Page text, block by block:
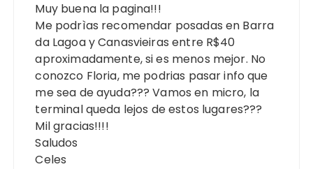
Muy buena la pagina!!!
Me podrìas recomendar posadas en Barra
da Lagoa y Canasvieiras entre R$40
aproximadamente, si es menos mejor. No
conozco Floria, me podrias pasar info que
me sea de ayuda??? Vamos en micro, la
terminal queda lejos de estos lugares???
Mil gracias!!!!
Saludos
Celes